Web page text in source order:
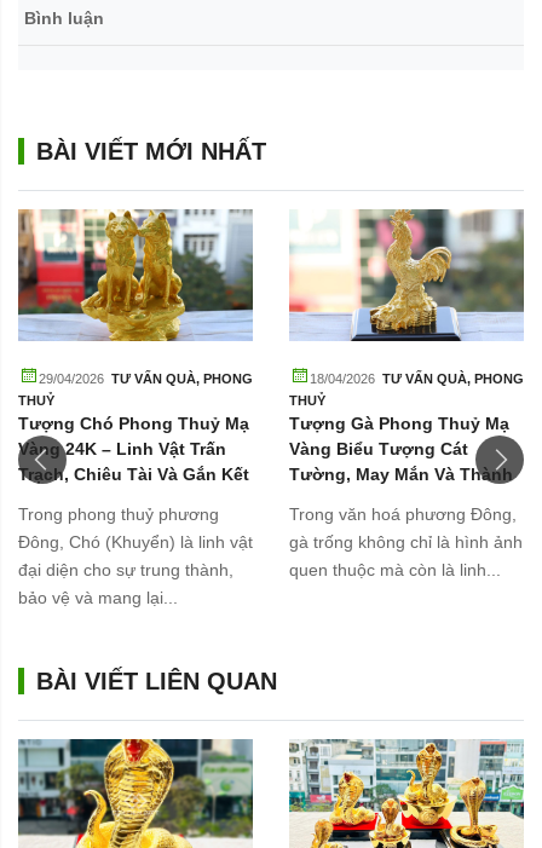
Bình luận
BÀI VIẾT MỚI NHẤT
29/04/2026 TƯ VẤN QUÀ, PHONG
THUỶ
Tượng Chó Phong Thuỷ Mạ
Vàng 24K – Linh Vật Trấn
Trạch, Chiêu Tài Và Gắn Kết
Trong phong thuỷ phương
Đông, Chó (Khuyển) là linh vật
đại diện cho sự trung thành,
bảo vệ và mang lại...
18/04/2026 TƯ VẤN QUÀ, PHONG
THUỶ
Tượng Gà Phong Thuỷ Mạ
Vàng Biểu Tượng Cát
Tường, May Mắn Và Thành
Trong văn hoá phương Đông,
gà trống không chỉ là hình ảnh
quen thuộc mà còn là linh...
BÀI VIẾT LIÊN QUAN